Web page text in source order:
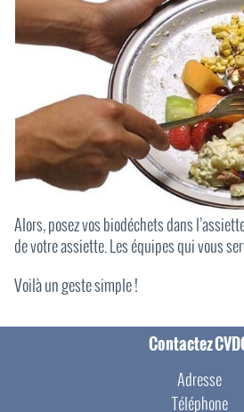
Alors, posez vos biodéchets dans
de votre assiette. Les équipes qui vous
Voilà un geste simple !
Contactez
Adresse
Téléphone